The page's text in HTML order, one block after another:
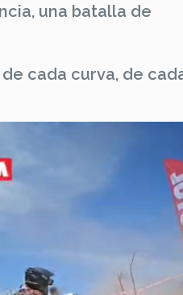
una batalla de
cada curva, de